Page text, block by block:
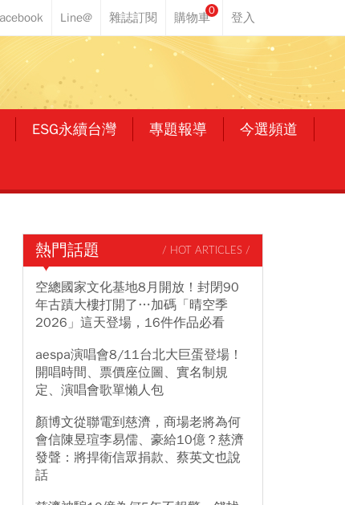
0
ESG永續台灣 專題報導 今選頻道
熱門話題 / HOT ARTICLES /
空總國家文化基地8月開放！封閉90
年古蹟大樓打開了…加碼「晴空季
2026」這天登場，16件作品必看
aespa演唱會8/11台北大巨蛋登場！
開唱時間、票價座位圖、實名制規
定、演唱會歌單懶人包
顏博文從聯電到慈濟，商場老將為何
會信陳昱瑄李易儒、豪給10億？慈濟
發聲：將捍衛信眾捐款、蔡英文也說
話